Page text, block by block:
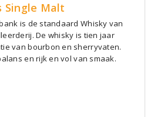
Single Malt
is de standaard Whisky van
De whisky is tien jaar
van bourbon en sherryvaten.
en rijk en vol van smaak.